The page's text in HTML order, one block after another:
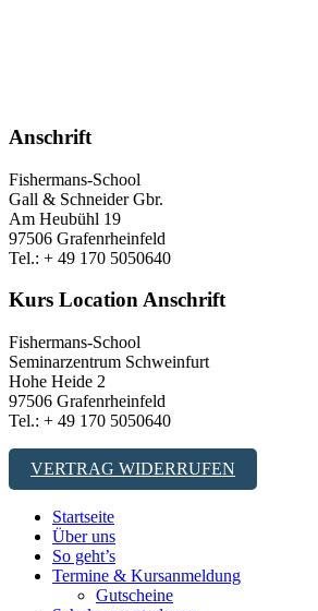
Anschrift
Fishermans-School
Gall & Schneider Gbr.
Am Heubühl 19
97506 Grafenrheinfeld
Tel.: + 49 170 5050640
Kurs Location Anschrift
Fishermans-School
Seminarzentrum Schweinfurt
Hohe Heide 2
97506 Grafenrheinfeld
Tel.: + 49 170 5050640
VERTRAG WIDERRUFEN
Startseite
Über uns
So geht’s
Termine & Kursanmeldung
Gutscheine